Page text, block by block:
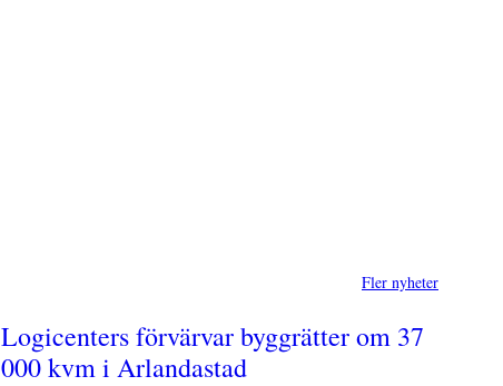
Fler nyheter
Logicenters förvärvar byggrätter om 37
000 kvm i Arlandastad